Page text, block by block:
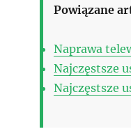
Powiązane
Naprawa
Najczęstsze
Najczęstsze